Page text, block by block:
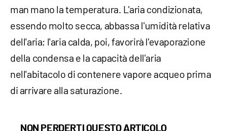
man mano la temperatura. L'aria condizionata,
essendo molto secca, abbassa l'umidità relativa
dell'aria; l'aria calda, poi, favorirà l'evaporazione
della condensa e la capacità dell'aria
nell'abitacolo di contenere vapore acqueo prima
di arrivare alla saturazione.
NON PERDERTI QUESTO ARTICOLO